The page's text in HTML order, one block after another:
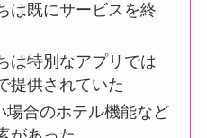
は既にサービスを終
は特別なアプリでは
提供されていた
場合のホテル機能など